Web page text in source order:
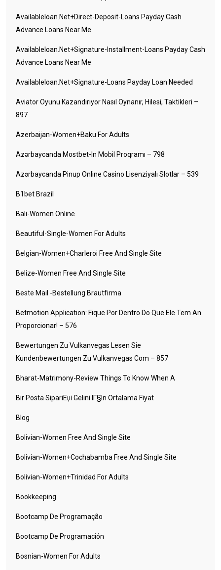
Availableloan.net+direct-Deposit-Loans Payday Cash
Advance Loans Near Me
Availableloan.net+signature-Installment-Loans Payday Cash
Advance Loans Near Me
Availableloan.net+signature-Loans Payday Loan Needed
Aviator Oyunu Kazandırıyor Nasıl Oynanır, Hilesi, Taktikleri –
897
Azerbaijan-Women+baku For Adults
Azərbaycanda Mostbet-In Mobil Proqramı – 798
Azərbaycanda Pinup Online Casino Lisenziyalı Slotlar – 539
B1bet Brazil
Bali-Women Online
Beautiful-Single-Women For Adults
Belgian-Women+charleroi Free And Single Site
Belize-Women Free And Single Site
Beste Mail -Bestellung Brautfirma
Betmotion Application: Fique Por Dentro Do Que Ele Tem An
Proporcionar! – 576
Bewertungen Zu Vulkanvegas Lesen Sie
Kundenbewertungen Zu Vulkanvegas Com – 857
Bharat-Matrimony-Review Things To Know When A
Bir Posta SipariЕџi Gelini IГ§in Ortalama Fiyat
Blog
Bolivian-Women Free And Single Site
Bolivian-Women+cochabamba Free And Single Site
Bolivian-Women+trinidad For Adults
Bookkeeping
Bootcamp De Programação
Bootcamp De Programación
Bosnian-Women For Adults